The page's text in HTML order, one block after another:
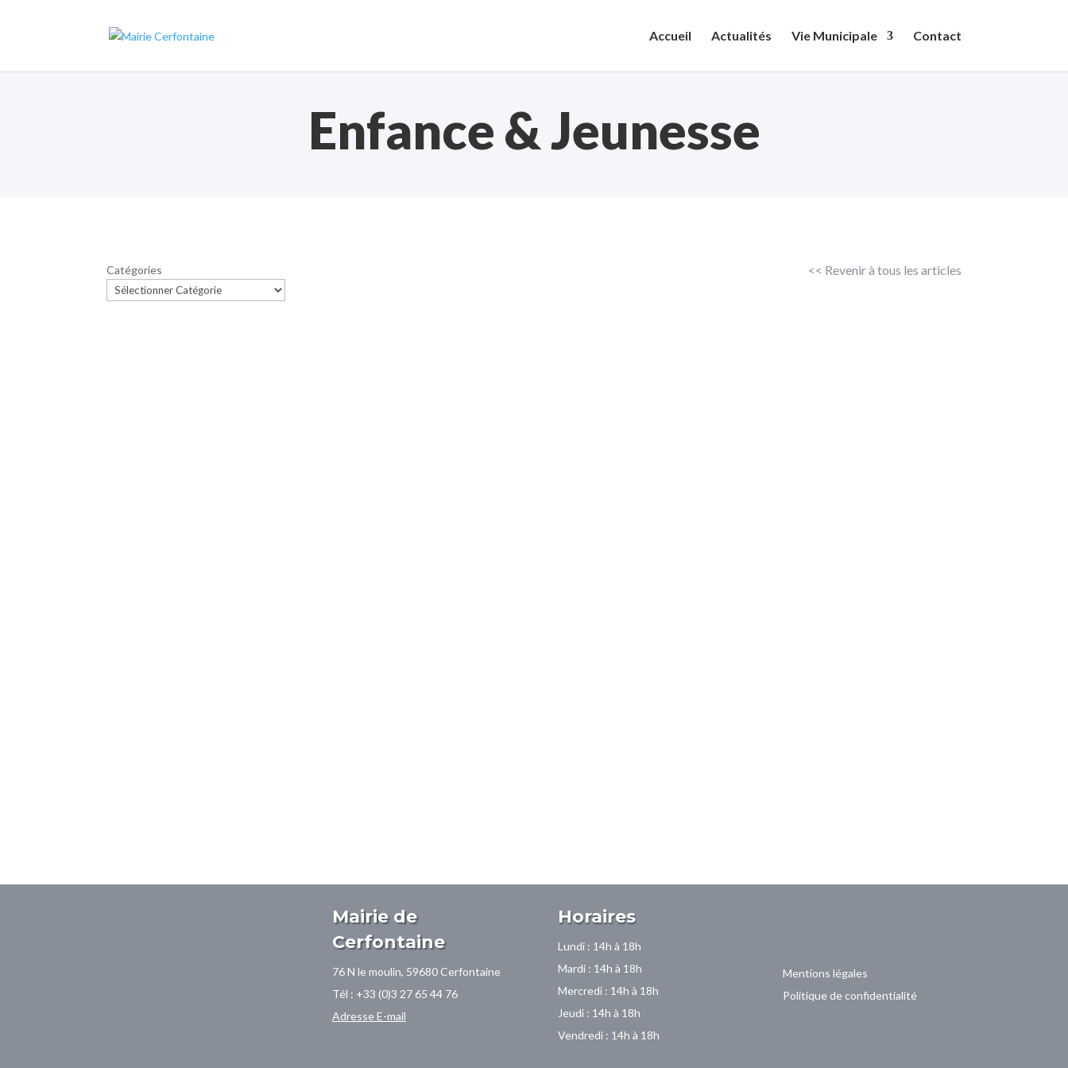
Accueil Actualités Vie Municipale Contact
Enfance & Jeunesse
Catégories << Revenir à tous les articles
Mairie de
Cerfontaine
76 N le moulin, 59680 Cerfontaine
Tél : +33 (0)3 27 65 44 76
Adresse E-mail
Horaires
Lundi : 14h à 18h
Mardi : 14h à 18h
Mercredi : 14h à 18h
Jeudi : 14h à 18h
Vendredi : 14h à 18h
Mentions légales
Politique de confidentialité